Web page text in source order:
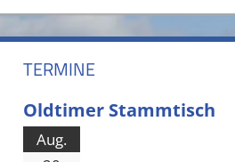
TERMINE
Oldtimer Stammtisch
Aug.